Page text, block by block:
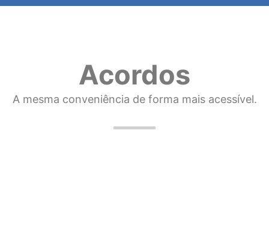
Acordos
A mesma conveniência de forma mais acessível.